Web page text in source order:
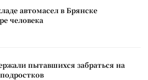
автомасел в Брянске
человека
пытавшихся забраться на